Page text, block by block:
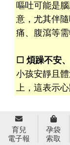
嘔吐可能是
意，尤其伴
痛、腹瀉等需
☐ 煩躁不安
小孩安靜且
上，這表示心
如何預防腸病
腸病毒群共
育兒
電子報
孕袋
索取